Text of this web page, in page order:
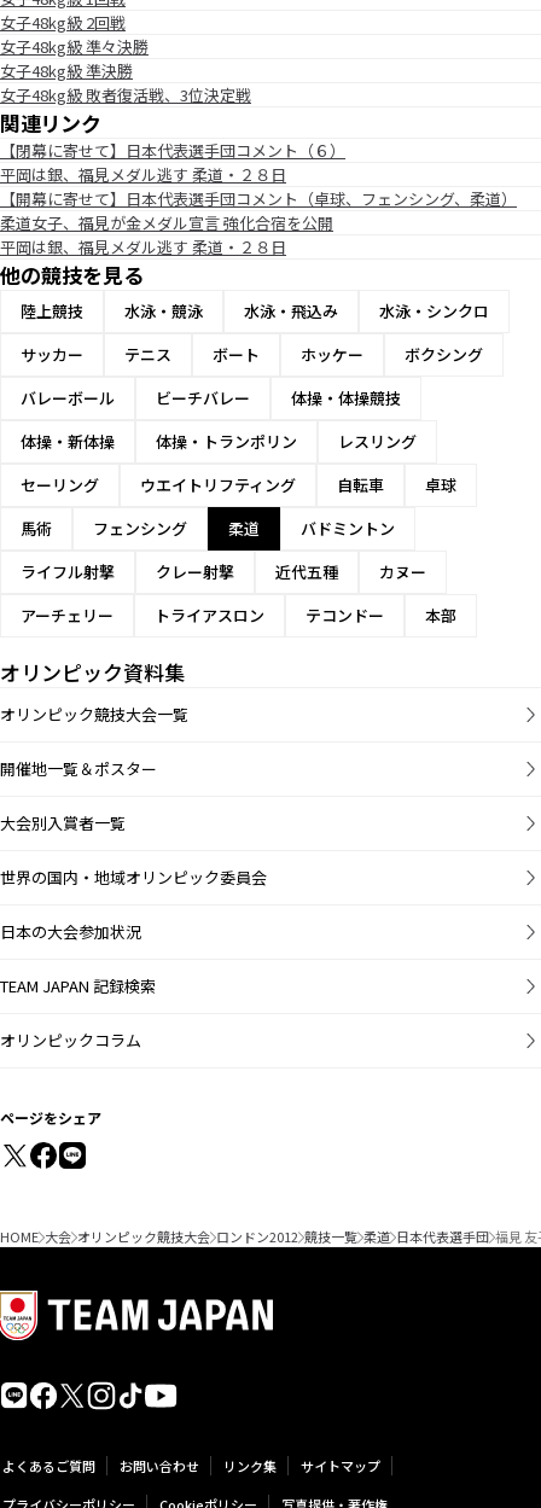
女子48kg級 2回戦
女子48kg級 準々決勝
女子48kg級 準決勝
女子48kg級 敗者復活戦、3位決定戦
関連リンク
【閉幕に寄せて】日本代表選手団コメント（６）
平岡は銀、福見メダル逃す 柔道・２８日
【開幕に寄せて】日本代表選手団コメント（卓球、フェンシング、柔道）
柔道女子、福見が金メダル宣言 強化合宿を公開
平岡は銀、福見メダル逃す 柔道・２８日
他の競技を見る
陸上競技 水泳・競泳 水泳・飛込み
水泳・シンクロ
サッカー
テニス ボート ホッケー
ボクシング
バレーボール
ビーチバレー
体操・体操競技
体操・新体操
体操・トランポリン
レスリング
セーリング
ウエイトリフティング 自転車
卓球
馬術
フェンシング 柔道
バドミントン
ライフル射撃
クレー射撃 近代五種
カヌー
アーチェリー
トライアスロン テコンドー 本部
オリンピック資料集
オリンピック競技大会一覧
開催地一覧＆ポスター
大会別入賞者一覧
世界の国内・地域オリンピック委員会
日本の大会参加状況
TEAM JAPAN 記録検索
オリンピックコラム
ページをシェア
HOME 大会 オリンピック競技大会 ロンドン2012 競技一覧 柔道 日本代表選手団 福見 友
よくあるご質問 お問い合わせ リンク集
サイトマップ